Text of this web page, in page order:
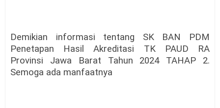
Demikian informasi tentang SK BAN PDM
Penetapan Hasil Akreditasi TK PAUD RA
Provinsi Jawa Barat Tahun 2024 TAHAP 2.
Semoga ada manfaatnya